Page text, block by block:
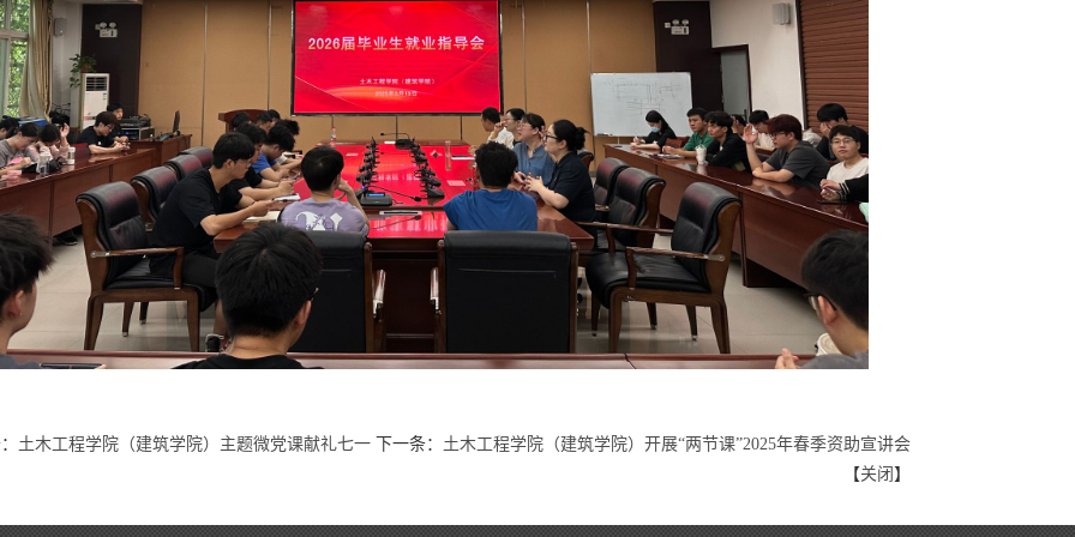
土木工程学院（建筑学院）主题微党课献礼七一 下一条： 土木工程学院（建筑学院）开展“两节课”2025年春季资助宣讲会
【关闭 】